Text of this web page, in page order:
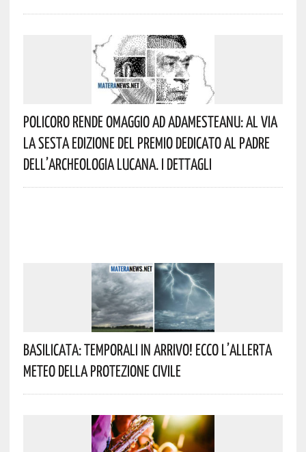
Policoro Rende Omaggio Ad Adamesteanu: Al Via
La Sesta Edizione Del Premio Dedicato Al Padre
Dell’archeologia Lucana. I Dettagli
Basilicata: Temporali In Arrivo! Ecco L’allerta
Meteo Della Protezione Civile